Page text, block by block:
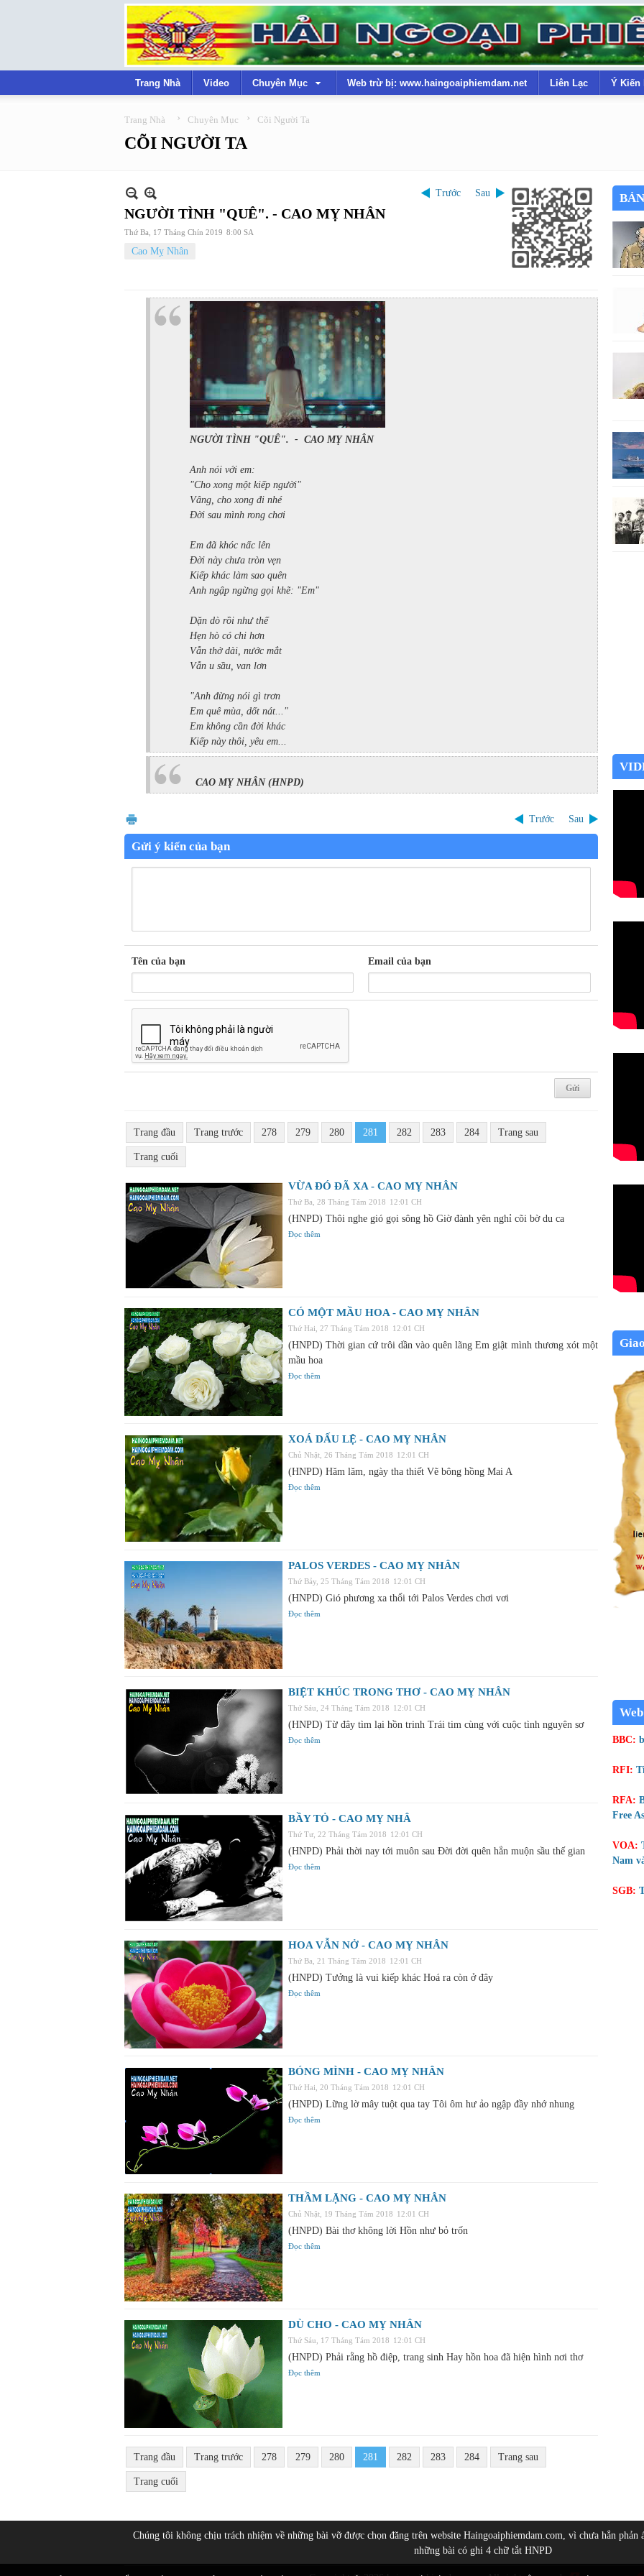
Trang Nhà Video Chuyên Mục Web trừ bị: www.haingoaiphiemdam.net Liên Lạc Ý Kiến
Trang Nhà › Chuyên Mục › Cõi Người Ta
CÕI NGƯỜI TA
Trước Sau
NGƯỜI TÌNH "QUÊ". - CAO MỴ NHÂN
Thứ Ba, 17 Tháng Chín 2019 8:00 SA
Cao Mỵ Nhân
NGƯỜI TÌNH "QUÊ". - CAO MỴ NHÂN
Anh nói với em:
"Cho xong một kiếp người"
Vâng, cho xong đi nhé
Đời sau mình rong chơi
Em đã khóc nấc lên
Đời này chưa tròn vẹn
Kiếp khác làm sao quên
Anh ngập ngừng gọi khẽ: "Em"
Dặn dò rồi như thế
Hẹn hò có chi hơn
Vẫn thở dài, nước mắt
Vẫn u sầu, van lơn
"Anh đừng nói gì trơn
Em quê mùa, dốt nát..."
Em không cần đời khác
Kiếp này thôi, yêu em...
CAO MỴ NHÂN (HNPD)
Trước Sau
Gửi ý kiến của bạn
Tên của bạn Email của bạn
Trang đầu Trang trước 278 279 280 281 282 283 284 Trang sau
Trang cuối
VỪA ĐÓ ĐÃ XA - CAO MỴ NHÂN
Thứ Ba, 28 Tháng Tám 2018 12:01 CH
(HNPD) Thôi nghe gió gọi sông hồ Giờ đành yên nghỉ cõi bờ du ca
Đọc thêm
CÓ MỘT MẦU HOA - CAO MỴ NHÂN
Thứ Hai, 27 Tháng Tám 2018 12:01 CH
(HNPD) Thời gian cứ trôi dần vào quên lãng Em giật mình thương xót một
mầu hoa
Đọc thêm
XOÁ DẤU LỆ - CAO MỴ NHÂN
Chủ Nhật, 26 Tháng Tám 2018 12:01 CH
(HNPD) Hăm lăm, ngày tha thiết Vẽ bông hồng Mai A
Đọc thêm
PALOS VERDES - CAO MỴ NHÂN
Thứ Bảy, 25 Tháng Tám 2018 12:01 CH
(HNPD) Gió phương xa thổi tới Palos Verdes chơi vơi
Đọc thêm
BIỆT KHÚC TRONG THƠ - CAO MỴ NHÂN
Thứ Sáu, 24 Tháng Tám 2018 12:01 CH
(HNPD) Từ đây tìm lại hồn trinh Trái tim cùng với cuộc tình nguyên sơ
Đọc thêm
BẦY TỎ - CAO MỴ NHÂ
Thứ Tư, 22 Tháng Tám 2018 12:01 CH
(HNPD) Phải thời nay tới muôn sau Đời đời quên hẳn muộn sầu thế gian
Đọc thêm
HOA VẪN NỞ - CAO MỴ NHÂN
Thứ Ba, 21 Tháng Tám 2018 12:01 CH
(HNPD) Tưởng là vui kiếp khác Hoá ra còn ở đây
Đọc thêm
BÓNG MÌNH - CAO MỴ NHÂN
Thứ Hai, 20 Tháng Tám 2018 12:01 CH
(HNPD) Lững lờ mây tuột qua tay Tôi ôm hư ảo ngập đầy nhớ nhung
Đọc thêm
THẦM LẶNG - CAO MỴ NHÂN
Chủ Nhật, 19 Tháng Tám 2018 12:01 CH
(HNPD) Bài thơ không lời Hồn như bỏ trốn
Đọc thêm
DÙ CHO - CAO MỴ NHÂN
Thứ Sáu, 17 Tháng Tám 2018 12:01 CH
(HNPD) Phải rằng hồ điệp, trang sinh Hay hồn hoa đã hiện hình nơi thơ
Đọc thêm
Trang đầu Trang trước 278 279 280 281 282 283 284 Trang sau
Trang cuối
BBC:
RFI:
RFA:
Free
VOA:
Nam
SGB:
Chúng tôi không chịu trách nhiệm về những bài vỡ được chọn đăng trên website Haingoaiphiemdam.com, vì chưa hẳn
những bài có ghi 4 chữ tắt HNPD